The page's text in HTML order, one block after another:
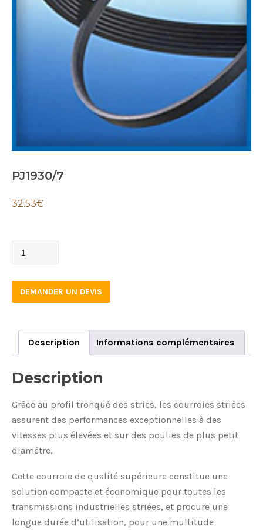
PJ1930/7
32.53€
PJ1930/7
DEMANDER UN DEVIS
Description Informations complémentaires
Description
Grâce au profil tronqué des stries, les courroies striées
assurent des performances exceptionnelles à des
vitesses plus élevées et sur des poulies de plus petit
diamètre.
Cette courroie de qualité supérieure constitue une
solution compacte et économique pour toutes les
transmissions industrielles striées, et procure une
longue durée d’utilisation, pour une multitude